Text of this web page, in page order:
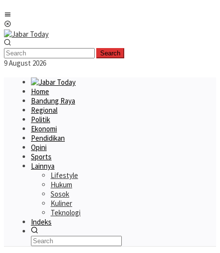
to
content
Search
9 August 2026
Home
Bandung Raya
Regional
Politik
Ekonomi
Pendidikan
Opini
Sports
Lainnya
Lifestyle
Hukum
Sosok
Kuliner
Teknologi
Indeks